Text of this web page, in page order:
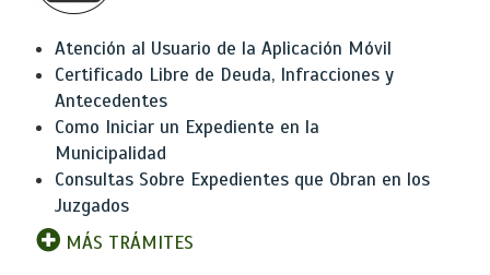
Atención al Usuario de la Aplicación Móvil
Certificado Libre de Deuda, Infracciones y
Antecedentes
Como Iniciar un Expediente en la
Municipalidad
Consultas Sobre Expedientes que Obran en los
Juzgados
MÁS TRÁMITES